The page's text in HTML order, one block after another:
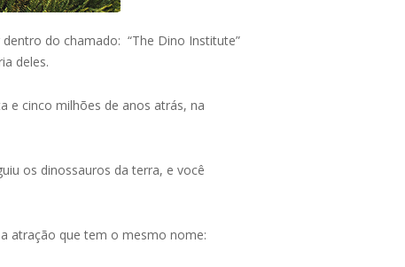
do chamado: “The Dino Institute”
deles.
e cinco milhões de anos atrás, na
os dinossauros da terra, e você
atração que tem o mesmo nome: